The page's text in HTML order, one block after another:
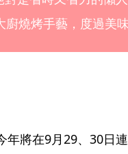
燒烤手藝，度過美味
年將在9月29、30日